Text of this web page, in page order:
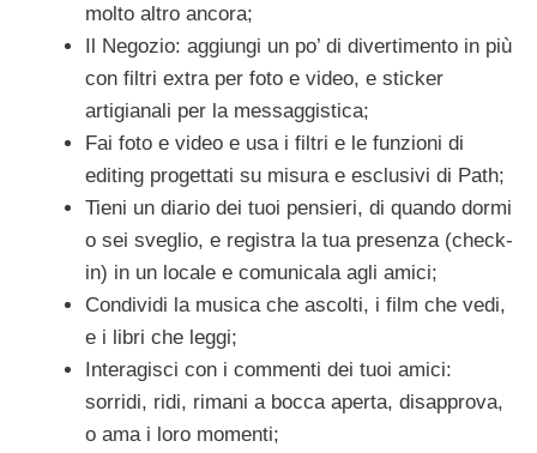
molto altro ancora;
Il Negozio: aggiungi un po’ di divertimento in più
con filtri extra per foto e video, e sticker
artigianali per la messaggistica;
Fai foto e video e usa i filtri e le funzioni di
editing progettati su misura e esclusivi di Path;
Tieni un diario dei tuoi pensieri, di quando dormi
o sei sveglio, e registra la tua presenza (check-
in) in un locale e comunicala agli amici;
Condividi la musica che ascolti, i film che vedi,
e i libri che leggi;
Interagisci con i commenti dei tuoi amici:
sorridi, ridi, rimani a bocca aperta, disapprova,
o ama i loro momenti;